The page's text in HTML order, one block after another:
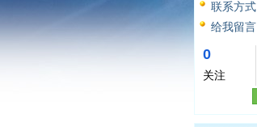
联系方式
给我留言
0
关注